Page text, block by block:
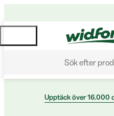
Sök efter
Upptäck över 16.000